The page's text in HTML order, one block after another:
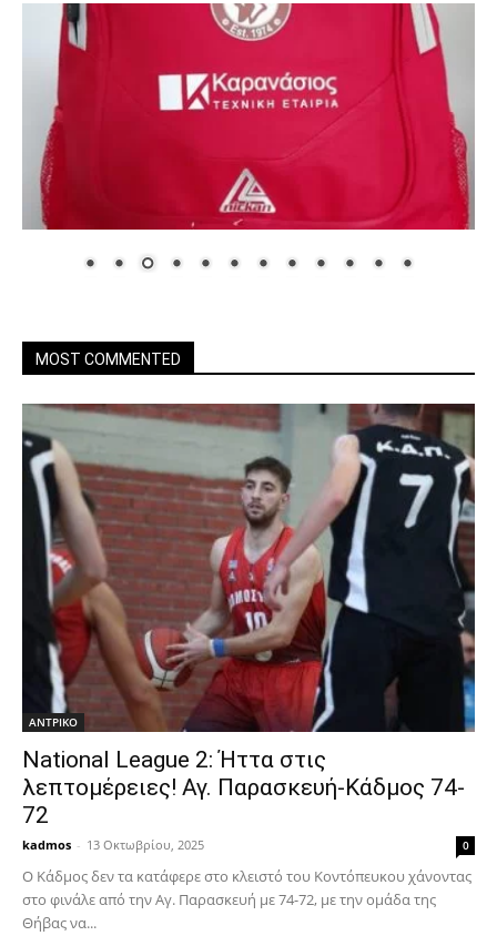
MOST COMMENTED
ΑΝTΡΙΚΟ
National League 2: Ήττα στις
λεπτομέρειες! Αγ. Παρασκευή-Κάδμος 74-
72
kadmos - 13 Οκτωβρίου, 2025 0
Ο Κάδμος δεν τα κατάφερε στο κλειστό του Κοντόπευκου χάνοντας
στο φινάλε από την Αγ. Παρασκευή με 74-72, με την ομάδα της
Θήβας να...